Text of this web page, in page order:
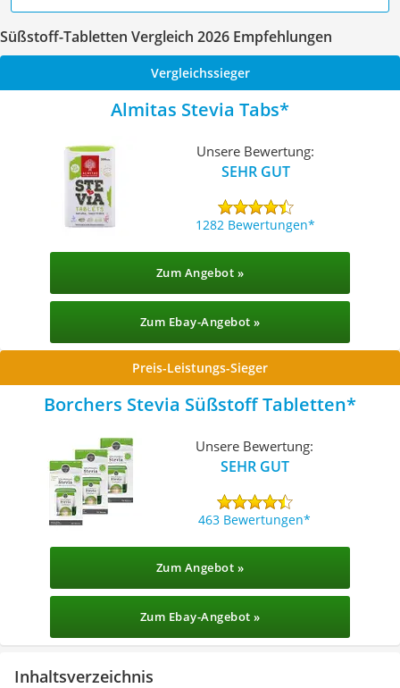
Süßstoff-Tabletten Vergleich 2026 Empfehlungen
Vergleichssieger
Almitas Stevia Tabs
Unsere Bewertung:
SEHR GUT
1282 Bewertungen
Zum Angebot »
Zum Ebay-Angebot »
Preis-Leistungs-Sieger
Borchers Stevia Süßstoff Tabletten
Unsere Bewertung:
SEHR GUT
463 Bewertungen
Zum Angebot »
Zum Ebay-Angebot »
Inhaltsverzeichnis